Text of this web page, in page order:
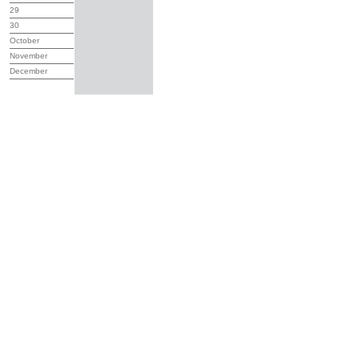
29
30
October
November
December